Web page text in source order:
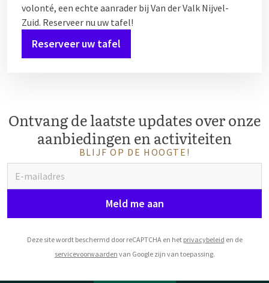
volonté, een echte aanrader bij Van der Valk Nijvel-
Zuid. Reserveer nu uw tafel!
Reserveer uw tafel
Ontvang de laatste updates over onze
aanbiedingen en activiteiten
BLIJF OP DE HOOGTE!
Meld me aan
Deze site wordt beschermd door reCAPTCHA en het privacybeleid en de
servicevoorwaarden van Google zijn van toepassing.